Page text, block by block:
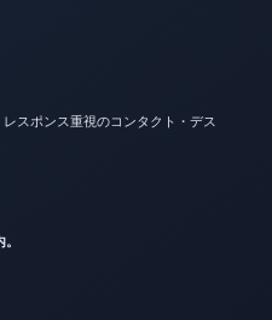
スポンス重視のコンタクト・デス